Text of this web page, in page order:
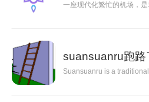
一座现代化繁忙的机场，
suansuanru跑路
Suansuanru is a